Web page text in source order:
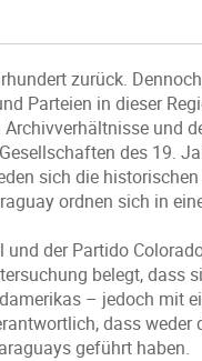
zurück.
Parteien in dieser
und
des 19.
sich die
ordnen sich in
der Partido
belegt, dass
– jedoch mit
dass weder
geführt haben.